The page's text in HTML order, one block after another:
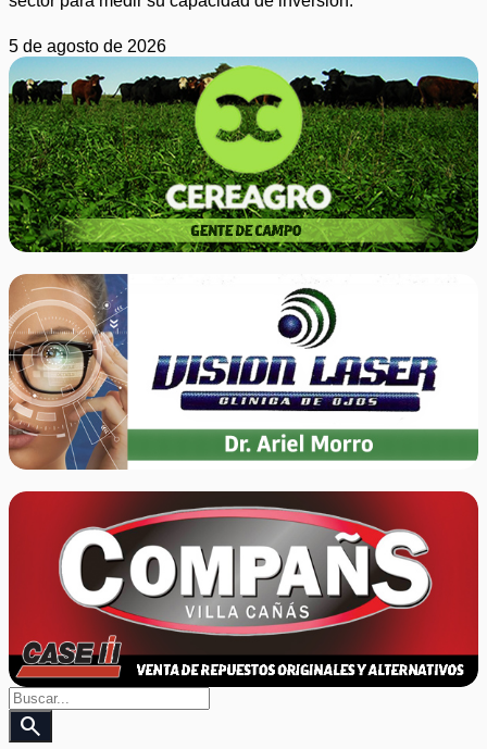
5 de agosto de 2026
search